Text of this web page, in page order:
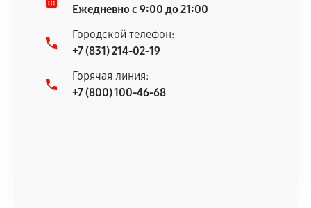
Ежедневно с 9:00 до 21:00
Городской телефон:
+7 (831) 214-02-19
Горячая линия:
+7 (800) 100-46-68